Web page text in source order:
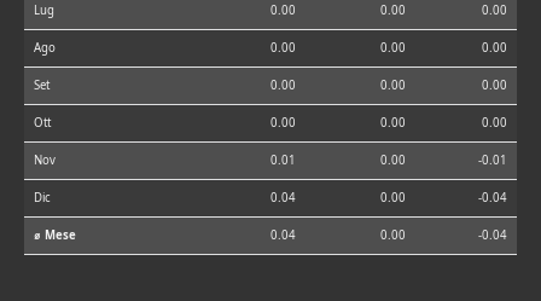
Lug 0.00 0.00 0.00
Ago 0.00 0.00 0.00
Set 0.00 0.00 0.00
Ott 0.00 0.00 0.00
Nov 0.01 0.00 -0.01
Dic 0.04 0.00 -0.04
⌀ Mese 0.04 0.00 -0.04